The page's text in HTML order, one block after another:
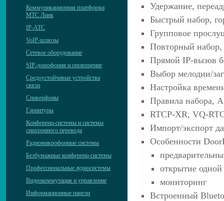
Коммуникационная платформа
МТС Линк
IP-АТС
VoIP-шлюзы
Сетевое оборудование
SIP-домофония и оповещение
Средоустойчивые устройства
связи
Спикерфоны
Гарнитуры
Конференц-системы и системы
синхронного перевода
Радиомикрофонные системы
Безбумажные конференц-системы
Профессиональные аудиосистемы
Видеокоммутация и управление
Информационные панели
Удержание,
Быстрый набор,
Групповое
Повторный набор,
Прямой IP-вызов
Выбор мелодии/
Настройка
Правила набора,
RTCP-XR, VQ-
Импорт/экспорт
Особенности
открытие
мониторинг
Встроенный